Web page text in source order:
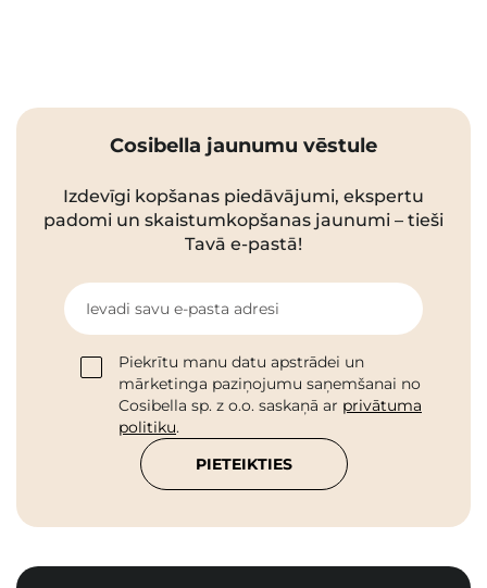
Cosibella jaunumu vēstule
Izdevīgi kopšanas piedāvājumi, ekspertu
padomi un skaistumkopšanas jaunumi – tieši
Tavā e-pastā!
Ievadi savu e-pasta adresi
Piekrītu manu datu apstrādei un
mārketinga paziņojumu saņemšanai no
Cosibella sp. z o.o. saskaņā ar privātuma
politiku.
PIETEIKTIES